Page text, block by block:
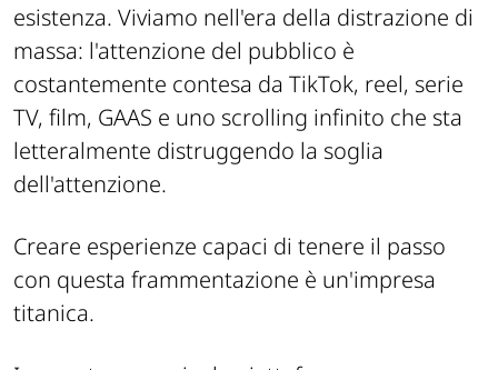
esistenza. Viviamo nell'era della distrazione di
massa: l'attenzione del pubblico è
costantemente contesa da TikTok, reel, serie
TV, film, GAAS e uno scrolling infinito che sta
letteralmente distruggendo la soglia
dell'attenzione.
Creare esperienze capaci di tenere il passo
con questa frammentazione è un'impresa
titanica.